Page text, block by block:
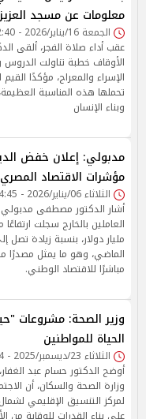
معلومات عن مسجد
الجمعة 16/يناير/2026 - 02:40 م
عقب أداء صلاة الفجر، ألقى
الأوقاف خطبة تناولت
الإسراء والمعراج، مؤكدًا القيم
تحملها هذه المناسبة
وبناء الإنسان
مدبولي: إعلان خفض
مؤشرات الاقتصاد المصري
الثلاثاء 06/يناير/2026 - 04:45 م
أشار الدكتور مصطفى مدبولي
الماضي، وهو ما يمثل مصدرًا
مباشرًا للاقتصاد الوطني.
وزير الصحة: مشروعات
الحياة للمواطنين
الثلاثاء 23/ديسمبر/2025 - 02:04 م
أوضح الدكتور حسام عبد
وزارة الصحة والسكان، أن